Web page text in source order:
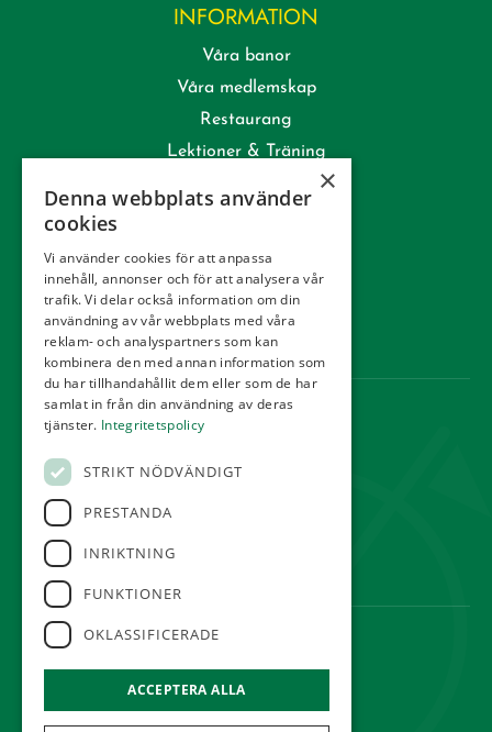
INFORMATION
Våra banor
Våra medlemskap
Restaurang
Lektioner & Träning
Tävling
Integritetspolicy
Webbshop
KONTAKT
Golfvägen
FÖLJ OSS
×
Denna webbplats använder
cookies
Vi använder cookies för att anpassa
innehåll, annonser och för att analysera vår
trafik. Vi delar också information om din
användning av vår webbplats med våra
reklam- och analyspartners som kan
kombinera den med annan information som
du har tillhandahållit dem eller som de har
samlat in från din användning av deras
tjänster. Integritetspolicy
STRIKT NÖDVÄNDIGT
PRESTANDA
INRIKTNING
FUNKTIONER
OKLASSIFICERADE
ACCEPTERA ALLA